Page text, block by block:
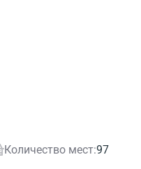
Количество мест:97